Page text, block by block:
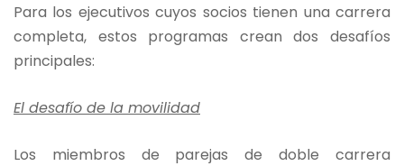
Para los ejecutivos cuyos socios tienen una carrera
completa, estos programas crean dos desafíos
principales:
El desafío de la movilidad
Los miembros de parejas de doble carrera